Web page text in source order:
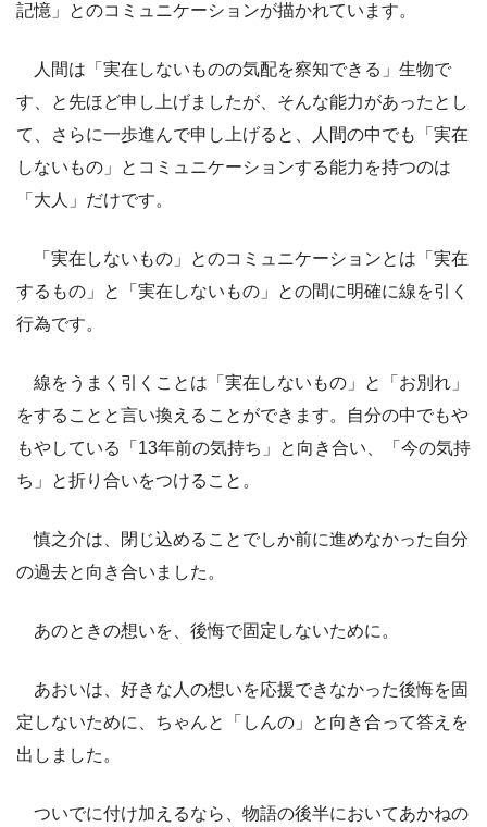
記憶」とのコミュニケーションが描かれています。
人間は「実在しないものの気配を察知できる」生物で
す、と先ほど申し上げましたが、そんな能力があったとし
て、さらに一歩進んで申し上げると、人間の中でも「実在
しないもの」とコミュニケーションする能力を持つのは
「大人」だけです。
「実在しないもの」とのコミュニケーションとは「実在
するもの」と「実在しないもの」との間に明確に線を引く
行為です。
線をうまく引くことは「実在しないもの」と「お別れ」
をすることと言い換えることができます。自分の中でもや
もやしている「13年前の気持ち」と向き合い、「今の気持
ち」と折り合いをつけること。
慎之介は、閉じ込めることでしか前に進めなかった自分
の過去と向き合いました。
あのときの想いを、後悔で固定しないために。
あおいは、好きな人の想いを応援できなかった後悔を固
定しないために、ちゃんと「しんの」と向き合って答えを
出しました。
ついでに付け加えるなら、物語の後半においてあかねの